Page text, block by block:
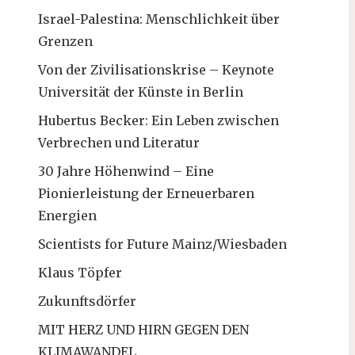
Israel-Palestina: Menschlichkeit über
Grenzen
Von der Zivilisationskrise – Keynote
Universität der Künste in Berlin
Hubertus Becker: Ein Leben zwischen
Verbrechen und Literatur
30 Jahre Höhenwind – Eine
Pionierleistung der Erneuerbaren
Energien
Scientists for Future Mainz/Wiesbaden
Klaus Töpfer
Zukunftsdörfer
MIT HERZ UND HIRN GEGEN DEN